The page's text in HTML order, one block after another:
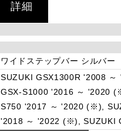
詳細
ワイドステップバー シルバー
SUZUKI GSX1300R '2008
GSX-S1000 '2016 ～ '2020
S750 '2017 ～ '2020 (※),
'2018 ～ '2022 (※), SUZUKI